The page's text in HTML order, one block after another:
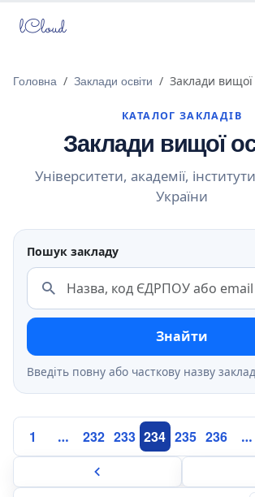
lCloud
Головна Заклади освіти Заклади вищої
КАТАЛОГ ЗАКЛАДІВ
Заклади вищої
Університети, академії,
України
Пошук закладу
Знайти
Введіть повну або часткову назву
1 … 232 233 234 235 236 …